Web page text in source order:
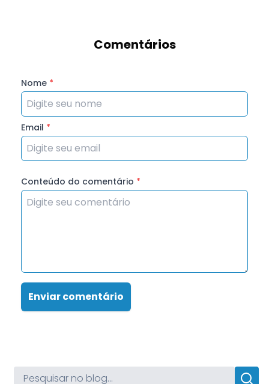
Comentários
Nome *
Email *
Conteúdo do comentário *
Enviar comentário